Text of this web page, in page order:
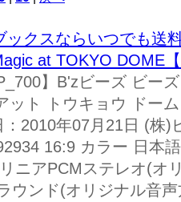
ックスならいつでも送
at TOKYO DOME
】B'zビーズ ビー
ット トウキョウ ドー
2010年07月21日 (株)
16:9 カラー 日本
ニアPCMステレオ(オ
ウンド(オリジナル音